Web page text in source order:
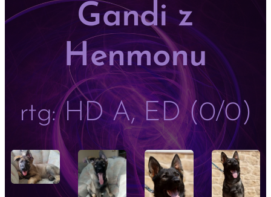
Gandi z
Henmonu
rtg: HD A, ED (0/0)